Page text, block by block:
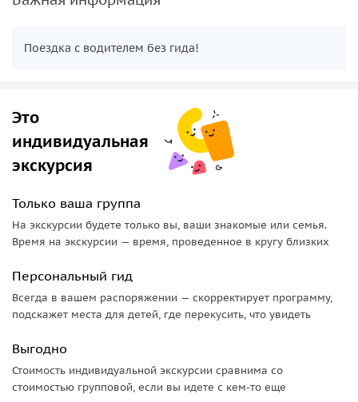
Поездка с водителем без гида!
Это
индивидуальная
экскурсия
Только ваша группа
На экскурсии будете только вы, ваши знакомые или семья.
Время на экскурсии — время, проведенное в кругу близких
Персональный гид
Всегда в вашем распоряжении — скорректирует программу,
подскажет места для детей, где перекусить, что увидеть
Выгодно
Стоимость индивидуальной экскурсии сравнима со
стоимостью групповой, если вы идете с кем-то еще